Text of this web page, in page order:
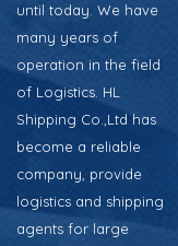
until today. We have
many years of
operation in the field
of Logistics. HL
Shipping Co.,Ltd has
become a reliable
company, provide
logistics and shipping
agents for large